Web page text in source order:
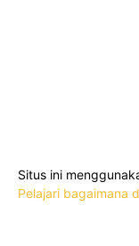
Situs ini
Pelajari bagaimana